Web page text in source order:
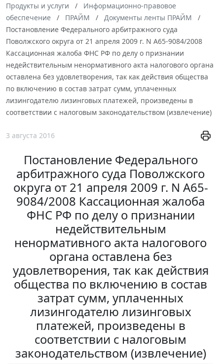
Продукты и услуги
Информационно-правовое
обеспечение
ПРАЙМ
Документы ленты ПРАЙМ
Постановление Федерального арбитражного суда
Поволжского округа от 21 апреля 2009 г. N А65-9084/2008
Кассационная жалоба ФНС РФ по делу о признании
недействительным ненормативного акта налогового органа
оставлена без удовлетворения, так как действия общества
по включению в состав затрат сумм, уплаченных
лизингодателю лизинговых платежей, произведены в
соответствии с налоговым законодательством (извлечение)
3 августа 2016
Постановление Федерального
арбитражного суда Поволжского
округа от 21 апреля 2009 г. N А65-
9084/2008 Кассационная жалоба
ФНС РФ по делу о признании
недействительным
ненормативного акта налогового
органа оставлена без
удовлетворения, так как действия
общества по включению в состав
затрат сумм, уплаченных
лизингодателю лизинговых
платежей, произведены в
соответствии с налоговым
законодательством (извлечение)